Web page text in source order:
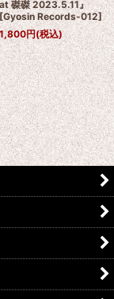
at 磔磔 2023.5.11』
[Gyosin Records-012]
1,800円(税込)